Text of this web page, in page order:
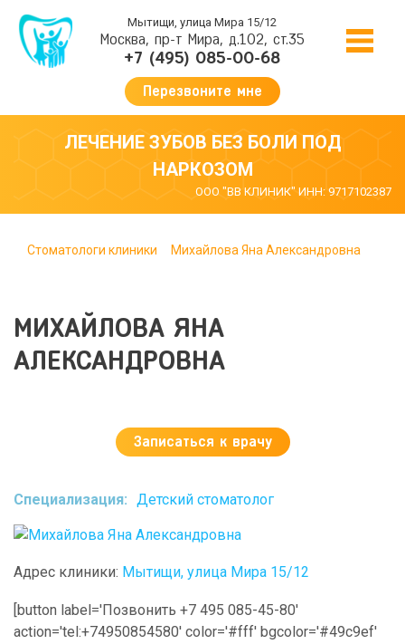
Мытищи, улица Мира 15/12
Москва, пр-т Мира, д.102, ст.35
+7 (495) 085-00-68
Перезвоните мне
ЛЕЧЕНИЕ ЗУБОВ БЕЗ БОЛИ ПОД
НАРКОЗОМ
ООО "ВВ КЛИНИК" ИНН: 9717102387
Стоматологи клиники Михайлова Яна Александровна
МИХАЙЛОВА ЯНА
АЛЕКСАНДРОВНА
Записаться к врачу
Cпециализация: Детский стоматолог
Адрес клиники: Мытищи, улица Мира 15/12
[button label='Позвонить +7 495 085-45-80'
action='tel:+74950854580' color='#fff' bgcolor='#49c9ef'